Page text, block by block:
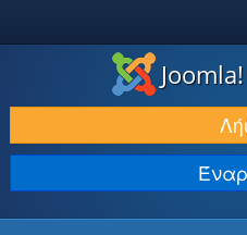
ΛΉΨΕΙΣ & ΕΠΕΚΤΆΣΕΙΣ
ΕΎΡΕΣΗ & ΜΆΘΗΣΗ
ΚΟΙΝΌΤΗΤΑ & ΥΠΟΣΤΉΡΙΞΗ